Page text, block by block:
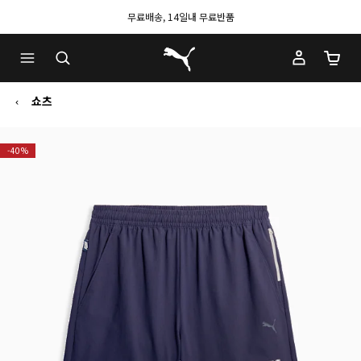
무료배송, 14일내 무료반품
푸마 홈
장바
쇼츠
-40%